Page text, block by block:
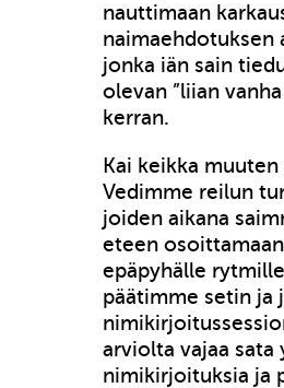
nauttimaan
naimaehdotuksen
jonka iän sain
olevan ”liian
kerran.
Kai keikka
Vedimme reilun
joiden aikana
eteen
epäpyhälle
päätimme setin ja
arviolta vajaa
nimikirjoituksia ja